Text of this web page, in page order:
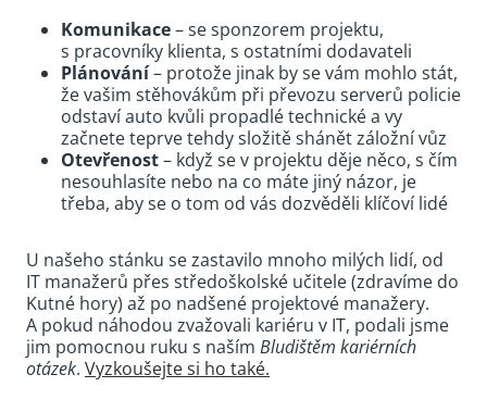
Komunikace– se sponzorem projektu,
s pracovníky klienta, s ostatními dodavateli
Plánování– protože jinak by se vám mohlo stát,
že vašim stěhovákům při převozu serverů policie
odstaví auto kvůli propadlé technické a vy
začnete teprve tehdy složitě shánět záložní vůz
Otevřenost– když se v projektu děje něco, s čím
nesouhlasíte nebo na co máte jiný názor, je
třeba, aby se o tom od vás dozvěděli klíčoví lidé
U našeho stánku se zastavilo mnoho milých lidí, od
IT manažerů přes středoškolské učitele (zdravíme do
Kutné hory) až po nadšené projektové manažery.
A pokud náhodou zvažovali kariéru v IT, podali jsme
jim pomocnou ruku s naším Bludištěm kariérních
otázek. Vyzkoušejte si ho také.